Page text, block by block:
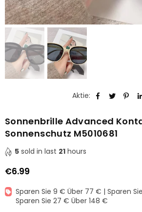
Aktie:
Sonnenbrille Advanced
Sonnenschutz M5010681
5 sold in last 21 hours
Normaler
Preis
€6.99
Sparen Sie 9 € Über 77 € | Sparen
Sparen Sie 27 € Über 148 €